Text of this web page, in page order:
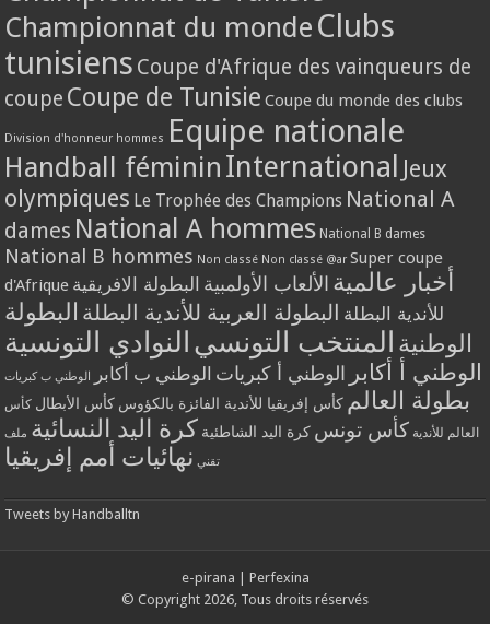
Championnat du monde Clubs
tunisiens Coupe d'Afrique des vainqueurs de
coupe Coupe de Tunisie Coupe du monde des clubs
Division d'honneur hommes Equipe nationale
Handball féminin International Jeux
olympiques Le Trophée des Champions National A
dames National A hommes National B dames
National B hommes Non classé Non classé @ar Super coupe
d'Afrique
أخبار عالمية الألعاب الأولمبية البطولة الافريقية
للأندية البطلة البطولة العربية للأندية البطلة البطولة
الوطنية المنتخب التونسي النوادي التونسية
الوطني أ أكابر الوطني أ كبريات الوطني ب أكابر الوطني ب كبريات
بطولة العالم كأس إفريقيا للأندية الفائزة بالكؤوس كأس الأبطال كأس
العالم للأندية كأس تونس كرة اليد الشاطئية كرة اليد النسائية ملف
تقني نهائيات أمم إفريقيا
Tweets by Handballtn
e-pirana
Perfexina
© Copyright 2026, Tous droits réservés